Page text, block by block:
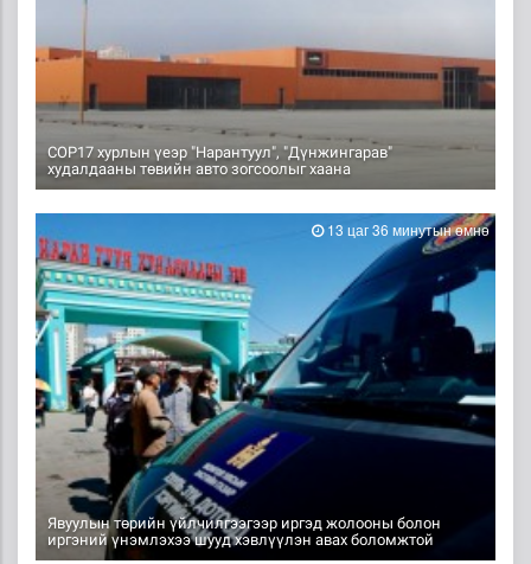
COP17 хурлын үеэр "Нарантуул", "Дүнжингарав"
худалдааны төвийн авто зогсоолыг хаана
Явуулын төрийн үйлчилгээгээр иргэд жолооны болон
иргэний үнэмлэхээ шууд хэвлүүлэн авах боломжтой
13 цаг 36 минутын өмнө